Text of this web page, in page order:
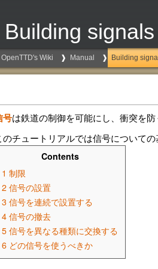
Building signals
OpenTTD's Wiki Manual Building
号は鉄道の制御を可能にし、衝突を
のチュートリアルでは信号について
Contents
1 制限
2 信号の設置
3 信号を連続で設置する
4 信号の撤去
5 信号を異なる種類に交換する
6 どの信号を使うべきか